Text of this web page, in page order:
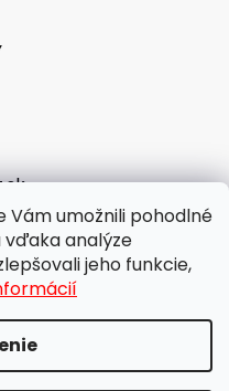
Vám umožnili pohodlné
vďaka analýze
jeho funkcie,